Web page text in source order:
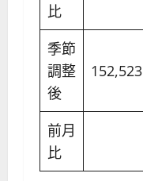
比
季節
調整
後
152,523
前月
比